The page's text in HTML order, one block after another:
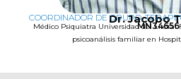
Dr. Jacobo
COORDINADOR DE GRUPO,
MN34656
Médico Psiquiatra Universidad del Litoral
psicoanálisis familiar en